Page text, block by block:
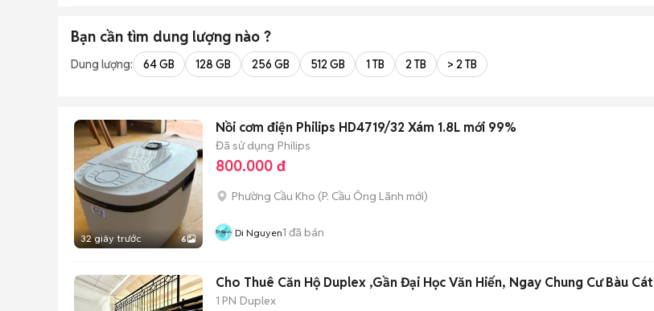
Bạn cần tìm dung lượng nào ?
Dung lượng: 64 GB 128 GB 256 GB 512 GB 1 TB 2 TB > 2 TB
32 giây trước 6
Nồi cơm điện Philips HD4719/32 Xám 1.8L mới 99%
Đã sử dụng Philips
800.000 đ
Phường Cầu Kho (P. Cầu Ông Lãnh mới)
Di Nguyen1 đã bán
Cho Thuê Căn Hộ Duplex ,Gần Đại Học Văn Hiến, Ngay Chung Cư Bàu Cát
1 PN Duplex